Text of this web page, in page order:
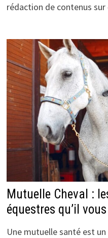
rédaction de contenus
Mutuelle Cheval :
équestres qu’il
Une mutuelle santé est